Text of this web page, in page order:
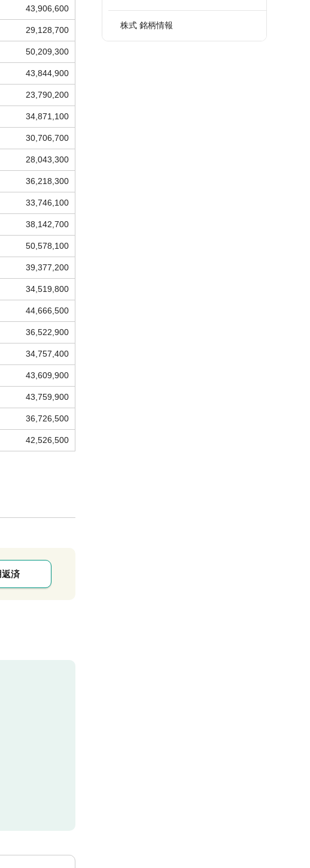
43,906,600
29,128,700
50,209,300
43,844,900
23,790,200
34,871,100
30,706,700
28,043,300
36,218,300
33,746,100
38,142,700
50,578,100
39,377,200
34,519,800
44,666,500
36,522,900
34,757,400
43,609,900
43,759,900
36,726,500
42,526,500
済
株式 銘柄情報